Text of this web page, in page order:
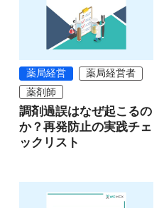
薬局経営
薬局経営者
薬剤師
調剤過誤はなぜ起こるの
か？再発防止の実践チェ
ックリスト